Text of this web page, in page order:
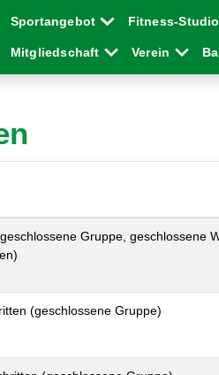
Sportangebot Fitness-Studio
Mitgliedschaft Verein
Gruppe, geschlossene
(geschlossene Gruppe)